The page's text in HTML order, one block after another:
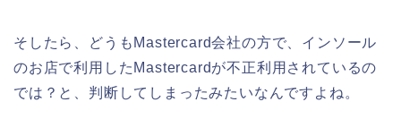
そしたら、どうもMastercard会社の方で、インソール
のお店で利用したMastercardが不正利用されているの
では？と、判断してしまったみたいなんですよね。